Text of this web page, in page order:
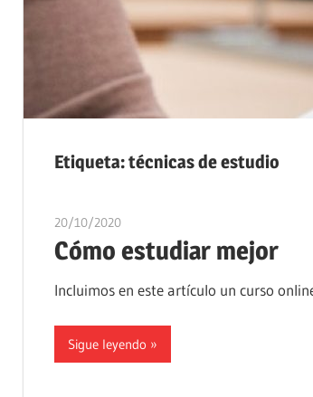
Etiqueta:técnicas de estudio
20/10/2020oposicionesyempleo
Cómo estudiar mejor
Incluimos en este artículo un curso
Sigue leyendo